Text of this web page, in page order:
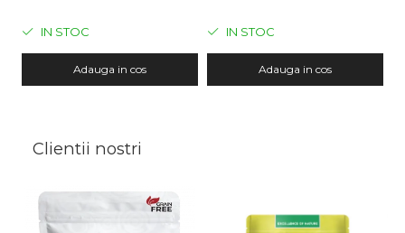
IN STOC
Adauga in cos
IN STOC
Adauga in cos
Clientii nostri